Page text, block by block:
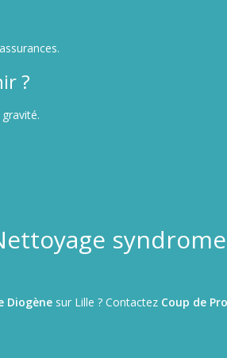
?
Diogène sur Lille ? Contactez Coup de